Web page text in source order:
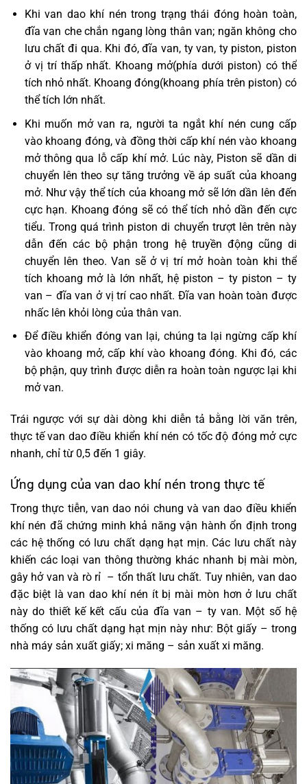
Khi van dao khí nén trong trạng thái đóng hoàn toàn,
đĩa van che chắn ngang lòng thân van; ngăn không cho
lưu chất đi qua. Khi đó, đĩa van, ty van, ty piston, piston
ở vị trí thấp nhất. Khoang mở(phía dưới piston) có thể
tích nhỏ nhất. Khoang đóng(khoang phía trên piston) có
thể tích lớn nhất.
Khi muốn mở van ra, người ta ngắt khí nén cung cấp
vào khoang đóng, và đồng thời cấp khí nén vào khoang
mở thông qua lỗ cấp khí mở. Lúc này, Piston sẽ dần di
chuyển lên theo sự tăng trưởng về áp suất của khoang
mở. Như vậy thể tích của khoang mở sẽ lớn dần lên đến
cực hạn. Khoang đóng sẽ có thể tích nhỏ dần đến cực
tiểu. Trong quá trình piston di chuyển trượt lên trên này
dẫn đến các bộ phận trong hệ truyền động cũng di
chuyển lên theo. Van sẽ ở vị trí mở hoàn toàn khi thể
tích khoang mở là lớn nhất, hệ piston – ty piston – ty
van – đĩa van ở vị trí cao nhất. Đĩa van hoàn toàn được
nhấc lên khỏi lòng của thân van.
Để điều khiển đóng van lại, chúng ta lại ngừng cấp khí
vào khoang mở, cấp khí vào khoang đóng. Khi đó, các
bộ phận, quy trình được diễn ra hoàn toàn ngược lại khi
mở van.
Trái ngược với sự dài dòng khi diễn tả bằng lời văn trên,
thực tế van dao điều khiển khí nén có tốc độ đóng mở cực
nhanh, chỉ từ 0,5 đến 1 giây.
Ứng dụng của van dao khí nén trong thực tế
Trong thực tiễn, van dao nói chung và van dao điều khiển
khí nén đã chứng minh khả năng vận hành ổn định trong
các hệ thống có lưu chất dạng hạt mịn. Các lưu chất này
khiến các loại van thông thường khác nhanh bị mài mòn,
gây hở van và rò rỉ – tổn thất lưu chất. Tuy nhiên, van dao
đặc biệt là van dao khí nén ít bị mài mòn hơn ở lưu chất
này do thiết kế kết cấu của đĩa van – ty van. Một số hệ
thống có lưu chất dạng hạt mịn này như: Bột giấy – trong
nhà máy sản xuất giấy; xi măng – sản xuất xi măng.